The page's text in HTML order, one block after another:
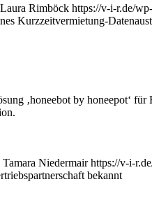
Laura Rimböck https://v-i-r.de/
Kurzzeitvermietung-
‚honeebot by honeepot‘
Tamara Niedermair https://v-i-
bekannt